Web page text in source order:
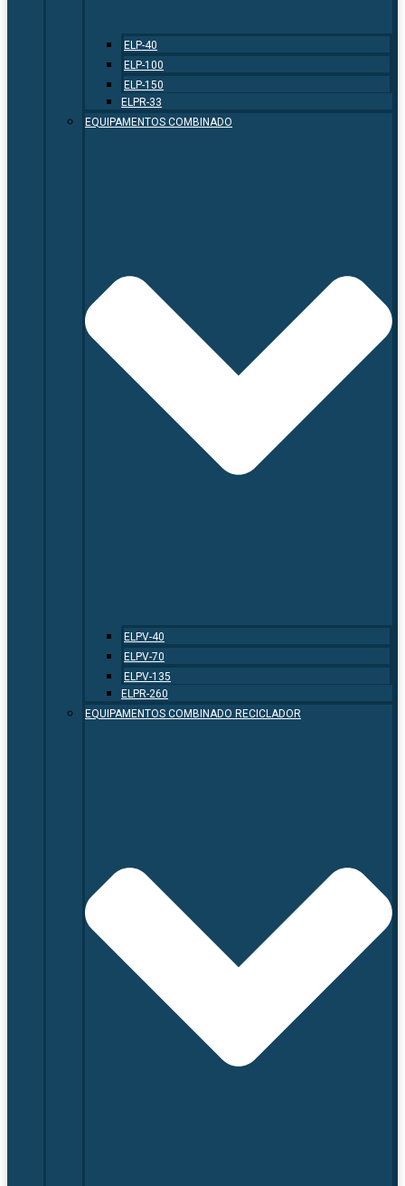
ELP-40
ELP-100
ELP-150
ELPR-33
EQUIPAMENTOS COMBINADO
ELPV-40
ELPV-70
ELPV-135
ELPR-260
EQUIPAMENTOS COMBINADO RECICLADOR